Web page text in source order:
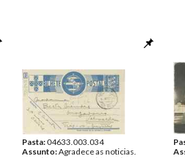
Pasta:04633.003.034
Assunto:Agradece as noticias.